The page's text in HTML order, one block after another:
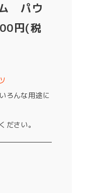
パウ
円(税
ろんな用途に
ださい。